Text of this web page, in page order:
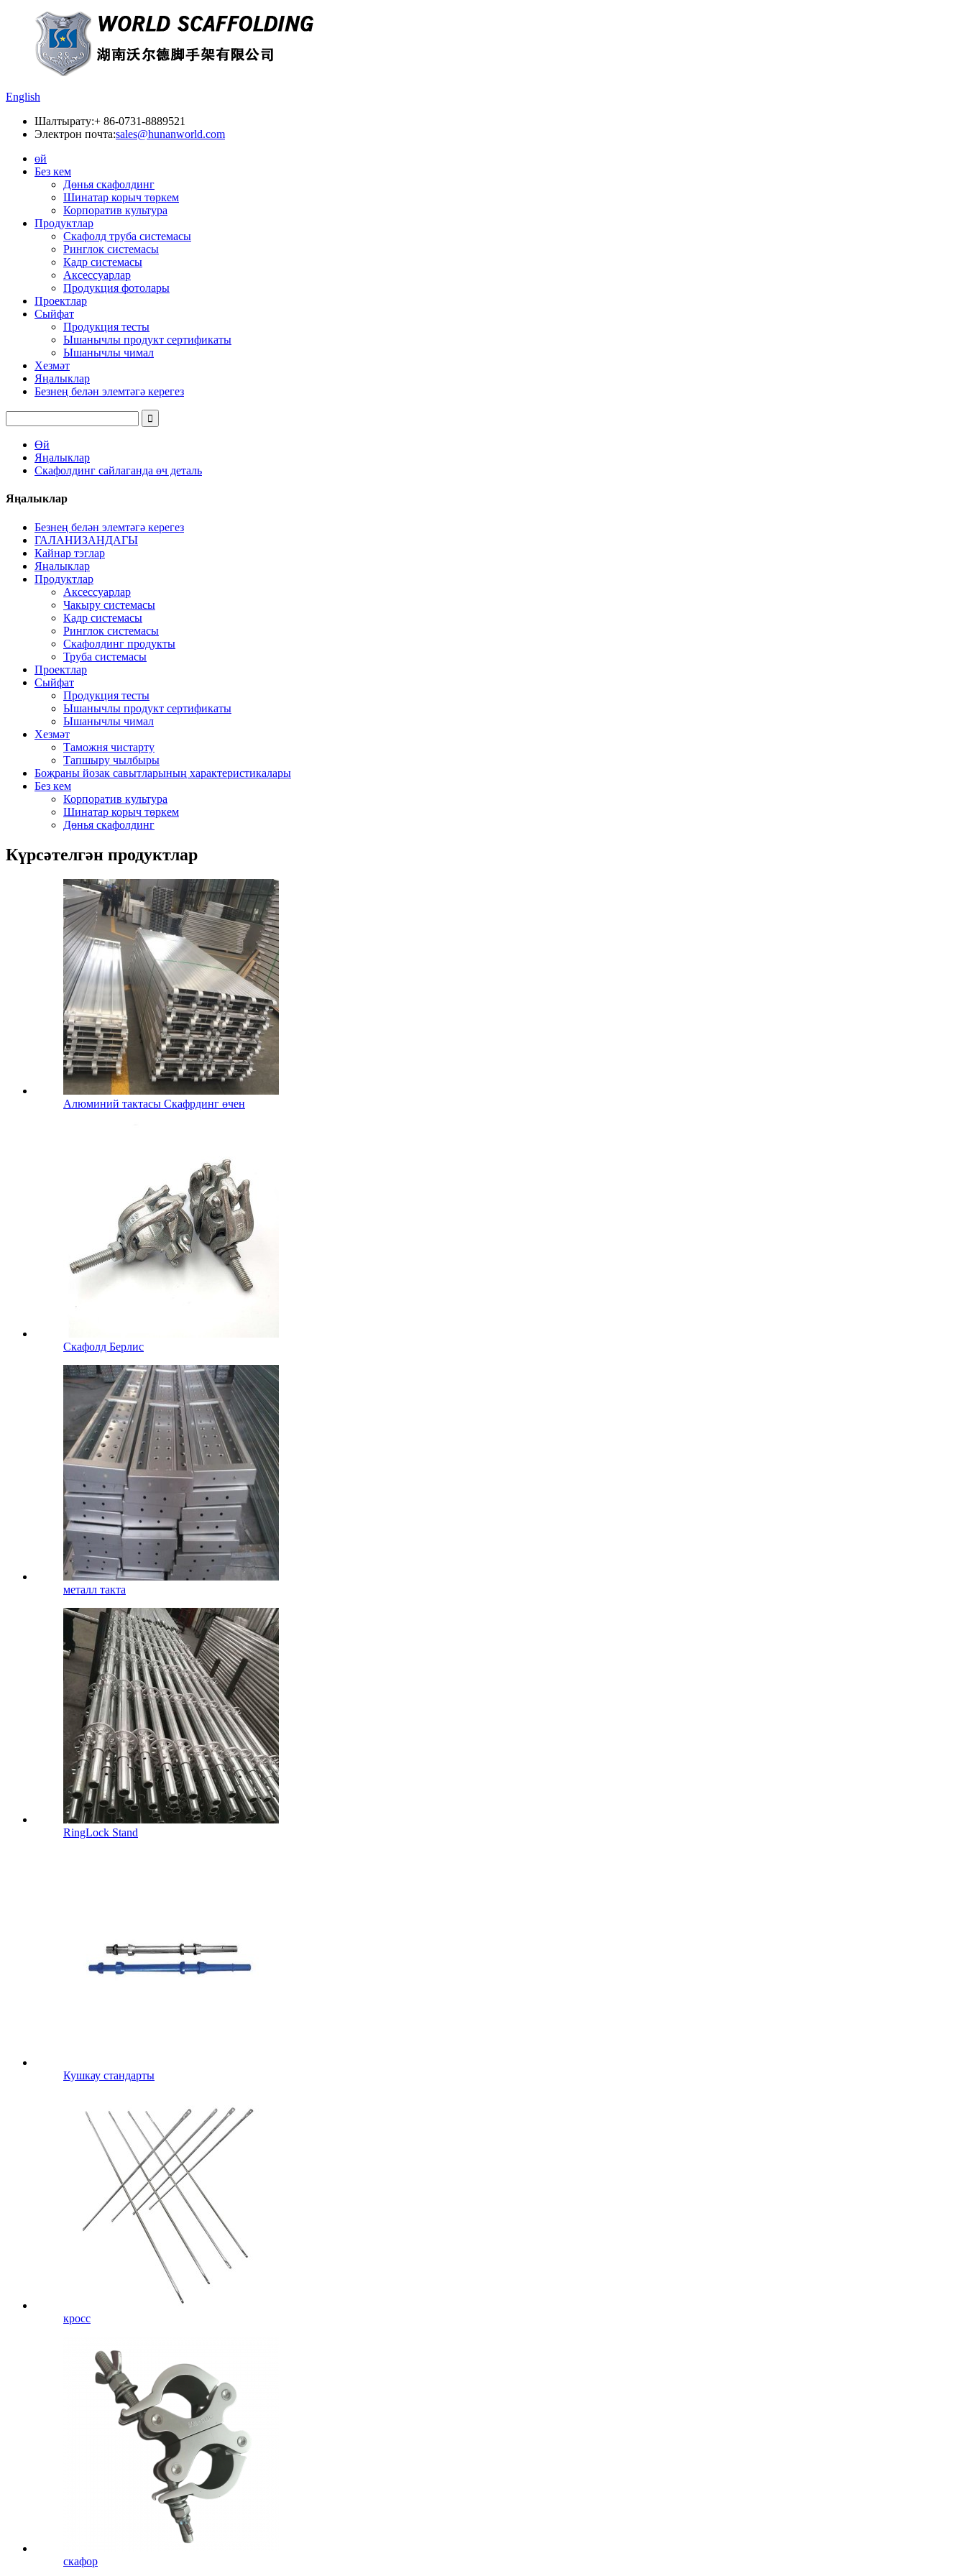
English
Шалтырату:+ 86-0731-8889521
Электрон почта:sales@hunanworld.com
өй
Без кем
Дөнья скафолдинг
Шинатар корыч төркем
Корпоратив культура
Продуктлар
Скафолд труба системасы
Ринглок системасы
Кадр системасы
Аксессуарлар
Продукция фотолары
Проектлар
Сыйфат
Продукция тесты
Ышанычлы продукт сертификаты
Ышанычлы чимал
Хезмәт
Яңалыклар
Безнең белән элемтәгә керегез
Өй
Яңалыклар
Скафолдинг сайлаганда өч деталь
Яңалыклар
Безнең белән элемтәгә керегез
ГАЛАНИЗАНДАГЫ
Кайнар тэглар
Яңалыклар
Продуктлар
Аксессуарлар
Чакыру системасы
Кадр системасы
Ринглок системасы
Скафолдинг продукты
Труба системасы
Проектлар
Сыйфат
Продукция тесты
Ышанычлы продукт сертификаты
Ышанычлы чимал
Хезмәт
Таможня чистарту
Тапшыру чылбыры
Боҗраны йозак савытларының характеристикалары
Без кем
Корпоратив культура
Шинатар корыч төркем
Дөнья скафолдинг
Күрсәтелгән продуктлар
Алюминий тактасы Скафрдинг өчен
Скафолд Берлис
металл такта
RingLock Stand
Кушкау стандарты
кросс
скафор